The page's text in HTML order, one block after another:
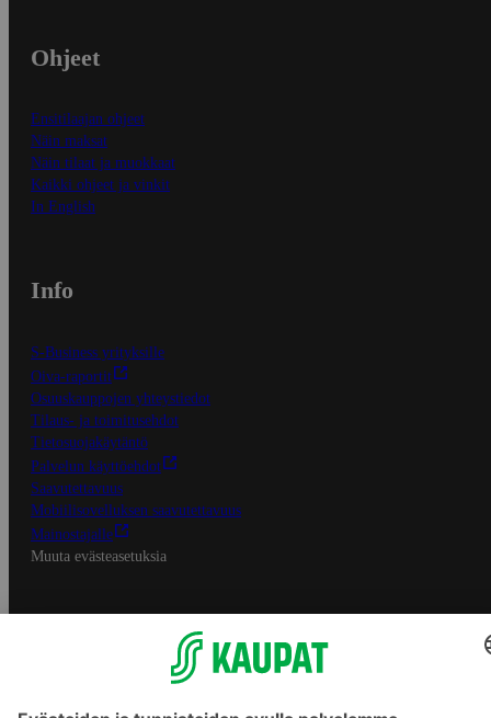
Ohjeet
Ensitilaajan ohjeet
Näin maksat
Näin tilaat ja muokkaat
Kaikki ohjeet ja vinkit
In English
Info
S-Business yrityksille
Oiva-raportit
Osuuskauppojen yhteystiedot
Tilaus- ja toimitusehdot
Tietosuojakäytäntö
Palvelun käyttöehdot
Saavutettavuus
Mobiilisovelluksen saavutettavuus
Mainostajalle
Muuta evästeasetuksia
S-ryhmän palvelut